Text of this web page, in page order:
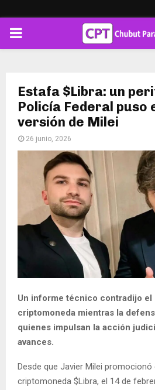
PRIMARY
Estafa $Libra: un
Policía Federal puso
versión de Milei
26 junio, 2026
Un informe técnico contradijo
criptomoneda mientras la
quienes impulsan la acción
avances.
Desde que Javier Milei promocionó
criptomoneda $Libra, el 14 de